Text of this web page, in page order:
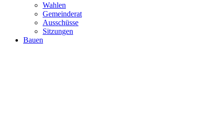
Wahlen
Gemeinderat
Ausschüsse
Sitzungen
Bauen